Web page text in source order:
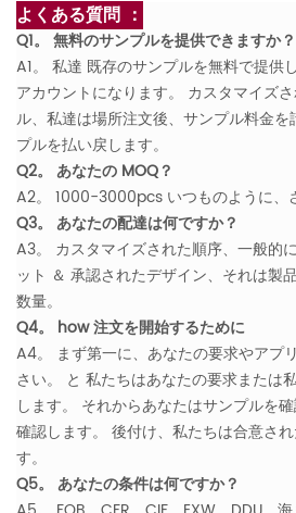
よくある質問 ：
Q1。 無料のサンプルを提供できますか？
A1。 私達 既存のサンプルを無料で提供
アカウントになります。 カスタマイズ
ル、私達は場所注文後、サンプル料金
プルを払い戻します。
Q2。 あなたの MOQ？
A2。 1000-3000pcs いつものように、
Q3。 あなたの配達は何ですか？
A3。 カスタマイズされた順序、一般的
ット ＆ 承認されたデザイン、それは製
数量。
Q4。 how 注文を開始するために
A4。 まず第一に、あなたの要求やアプ
さい。 と 私たちはあなたの要求または
します。 それからあなたはサンプルを
確認します。 後付け、私たちは合意さ
す。
Q5。 あなたの条件は何ですか？